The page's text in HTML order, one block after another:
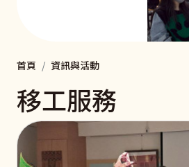
首頁 資訊與活動
移工服務